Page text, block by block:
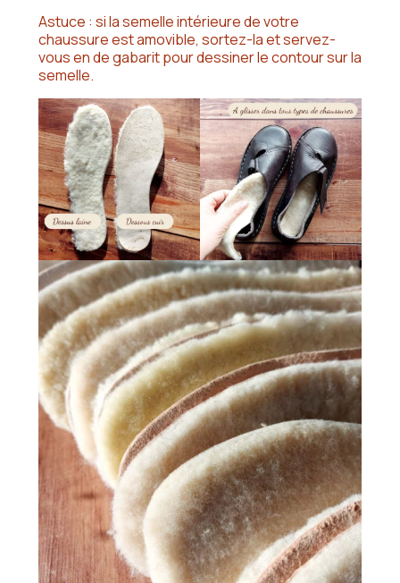
Astuce : si la semelle intérieure de votre
chaussure est amovible, sortez-la et servez-
vous en de gabarit pour dessiner le contour sur la
semelle.